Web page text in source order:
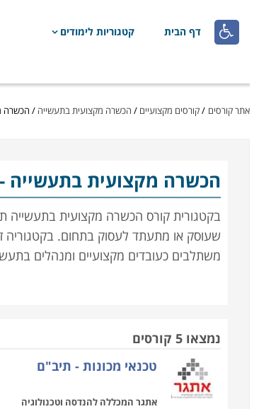
 דף הבית קטגוריות לימודים
אתר קורסים /קורסים מקצועיים / הכשרה מקצועית בתעשייה / הכשרה
הכשרה מקצועית בתעשייה
בקטגורית קורס הכשרה מקצועית בתעשייה
משתלבים כעובדים מקצועיים ומנהלים
קראו בקטגוריה את פירוט הקורסים,
נמצאו 5 קורסים
טכנאי מכונות - תיב"ם
אתגר המכללה להנדסה וטכנולוגיה